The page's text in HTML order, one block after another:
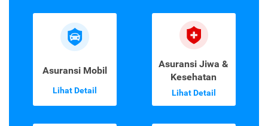
Asuransi Mobil
Lihat Detail
Asuransi Jiwa &
Kesehatan
Lihat Detail